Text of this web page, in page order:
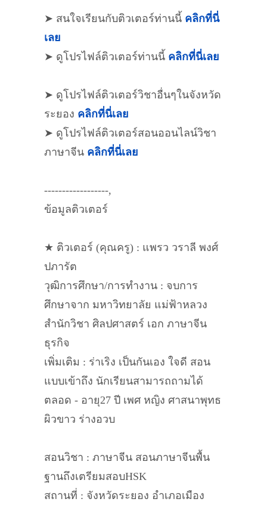
➤ สนใจเรียนกับติวเตอร์ท่านนี้ คลิกที่นี่
เลย
➤ ดูโปรไฟล์ติวเตอร์ท่านนี้ คลิกที่นี่เลย
➤ ดูโปรไฟล์ติวเตอร์วิชาอื่นๆในจังหวัด
ระยอง คลิกที่นี่เลย
➤ ดูโปรไฟล์ติวเตอร์สอนออนไลน์วิชา
ภาษาจีน คลิกที่นี่เลย
------------------,
ข้อมูลติวเตอร์
★ ติวเตอร์ (คุณครู) : แพรว วราลี พงศ์
ปภารัต
วุฒิการศึกษา/การทำงาน : จบการ
ศึกษาจาก มหาวิทยาลัย แม่ฟ้าหลวง
สำนักวิชา ศิลปศาสตร์ เอก ภาษาจีน
ธุรกิจ
เพิ่มเติม : ร่าเริง เป็นกันเอง ใจดี สอน
แบบเข้าถึง นักเรียนสามารถถามได้
ตลอด - อายุ27 ปี เพศ หญิง ศาสนาพุทธ
ผิวขาว ร่างอวบ
สอนวิชา : ภาษาจีน สอนภาษาจีนพื้น
ฐานถึงเตรียมสอบHSK
สถานที่ : จังหวัดระยอง อำเภอเมือง